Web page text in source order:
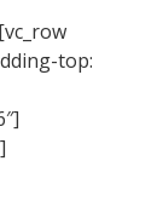
top: